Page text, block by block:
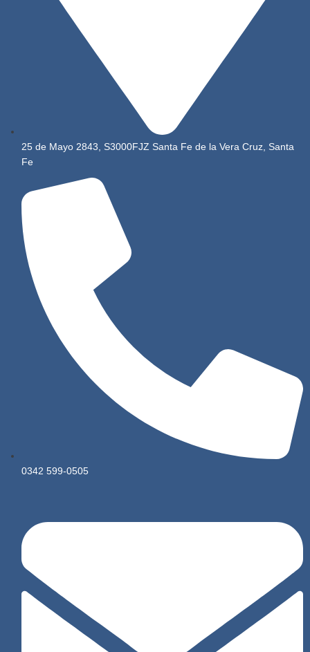
25 de Mayo 2843, S3000FJZ Santa Fe de la Vera Cruz, Santa
Fe
0342 599-0505